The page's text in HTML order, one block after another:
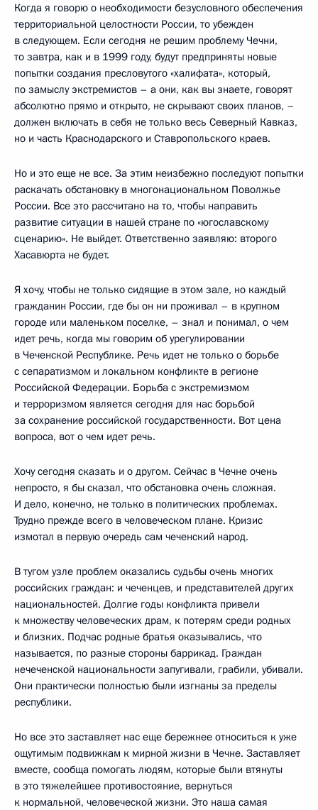
Когда я говорю о необходимости безусловного обеспечения
территориальной целостности России, то убежден
в следующем. Если сегодня не решим проблему Чечни,
то завтра, как и в 1999 году, будут предприняты новые
попытки создания пресловутого «халифата», который,
по замыслу экстремистов – а они, как вы знаете, говорят
абсолютно прямо и открыто, не скрывают своих планов, –
должен включать в себя не только весь Северный Кавказ,
но и часть Краснодарского и Ставропольского краев.
Но и это еще не все. За этим неизбежно последуют попытки
раскачать обстановку в многонациональном Поволжье
России. Все это рассчитано на то, чтобы направить
развитие ситуации в нашей стране по «югославскому
сценарию». Не выйдет. Ответственно заявляю: второго
Хасавюрта не будет.
Я хочу, чтобы не только сидящие в этом зале, но каждый
гражданин России, где бы он ни проживал – в крупном
городе или маленьком поселке, – знал и понимал, о чем
идет речь, когда мы говорим об урегулировании
в Чеченской Республике. Речь идет не только о борьбе
с сепаратизмом и локальном конфликте в регионе
Российской Федерации. Борьба с экстремизмом
и терроризмом является сегодня для нас борьбой
за сохранение российской государственности. Вот цена
вопроса, вот о чем идет речь.
Хочу сегодня сказать и о другом. Сейчас в Чечне очень
непросто, я бы сказал, что обстановка очень сложная.
И дело, конечно, не только в политических проблемах.
Трудно прежде всего в человеческом плане. Кризис
измотал в первую очередь сам чеченский народ.
В тугом узле проблем оказались судьбы очень многих
российских граждан: и чеченцев, и представителей других
национальностей. Долгие годы конфликта привели
к множеству человеческих драм, к потерям среди родных
и близких. Подчас родные братья оказывались, что
называется, по разные стороны баррикад. Граждан
нечеченской национальности запугивали, грабили, убивали.
Они практически полностью были изгнаны за пределы
республики.
Но все это заставляет нас еще бережнее относиться к уже
ощутимым подвижкам к мирной жизни в Чечне. Заставляет
вместе, сообща помогать людям, которые были втянуты
в это тяжелейшее противостояние, вернуться
к нормальной, человеческой жизни. Это наша самая